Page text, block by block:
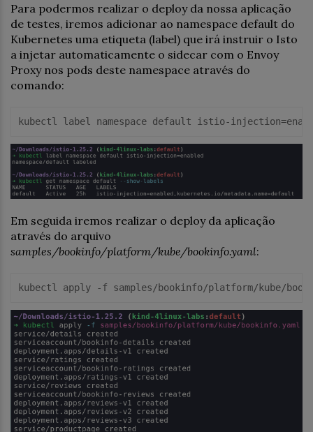
Para podermos realizar o deploy da nossa aplicação
de testes, iremos adicionar ao namespace default do
Kubernetes uma etiqueta (label) que irá instruir o Isto
a injetar automaticamente o sidecar com o Envoy
Proxy nos pods deste namespace através do
comando:
kubectl label namespace default
Em seguida iremos realizar o deploy da aplicação
através do arquivo
samples/bookinfo/platform/kube/bookinfo.yaml:
kubectl apply -f samples/bookinfo/platform/kube/